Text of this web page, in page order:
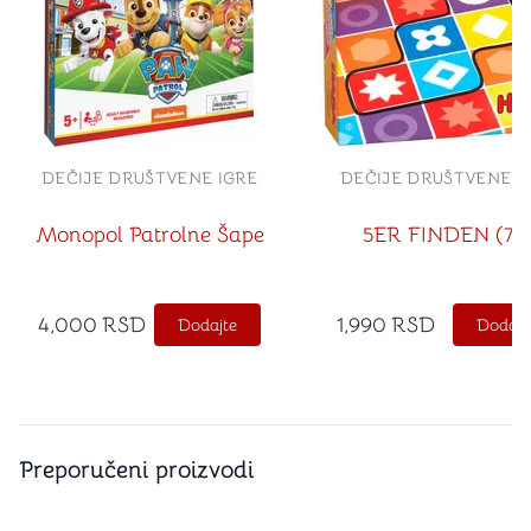
Monopol Patrolne Šape
DEČIJE DRUŠTVENE IGRE
4,000 RSD Dodajte
5ER FINDEN
DEČIJE DRUŠTVENE
1,990 RSD
Preporučeni proizvodi